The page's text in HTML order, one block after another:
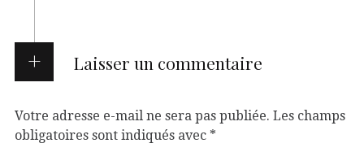
Laisser un commentaire
Votre adresse e-mail ne sera pas publiée. Les champs
obligatoires sont indiqués avec *